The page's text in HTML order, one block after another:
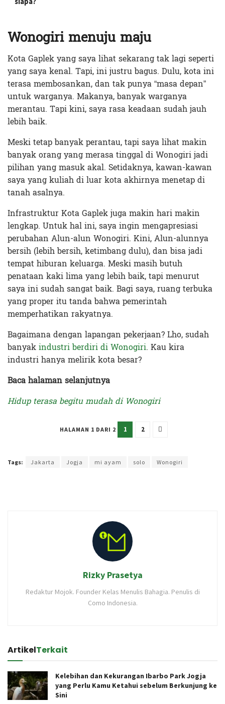
Wonogiri menuju maju
Kota Gaplek yang saya lihat sekarang tak lagi seperti
yang saya kenal. Tapi, ini justru bagus. Dulu, kota ini
terasa membosankan, dan tak punya “masa depan”
untuk warganya. Makanya, banyak warganya
merantau. Tapi kini, saya rasa keadaan sudah jauh
lebih baik.
Meski tetap banyak perantau, tapi saya lihat makin
banyak orang yang merasa tinggal di Wonogiri jadi
pilihan yang masuk akal. Setidaknya, kawan-kawan
saya yang kuliah di luar kota akhirnya menetap di
tanah asalnya.
Infrastruktur Kota Gaplek juga makin hari makin
lengkap. Untuk hal ini, saya ingin mengapresiasi
perubahan Alun-alun Wonogiri. Kini, Alun-alunnya
bersih (lebih bersih, ketimbang dulu), dan bisa jadi
tempat hiburan keluarga. Meski masih butuh
penataan kaki lima yang lebih baik, tapi menurut
saya ini sudah sangat baik. Bagi saya, ruang terbuka
yang proper itu tanda bahwa pemerintah
memperhatikan rakyatnya.
Bagaimana dengan lapangan pekerjaan? Lho, sudah
banyakindustri berdiri di Wonogiri. Kau kira
industri hanya melirik kota besar?
Baca halaman selanjutnya
Hidup terasa begitu mudah di Wonogiri
HALAMAN 1 DARI 2 1 2
Tags: Jakarta Jogja mi ayam solo Wonogiri
Rizky Prasetya
Redaktur Mojok. Founder Kelas Menulis Bahagia. Penulis di
Como Indonesia.
ArtikelTerkait
Kelebihan dan Kekurangan Ibarbo Park Jogja
yang Perlu Kamu Ketahui sebelum Berkunjung ke
Sini